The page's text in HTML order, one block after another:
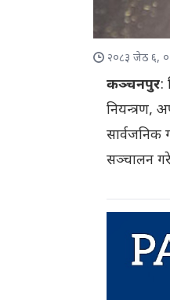
२०८३ जेठ ६,
कञ्चनपुर:
नियन्त्रण,
सार्वजनिक
सञ्चालन